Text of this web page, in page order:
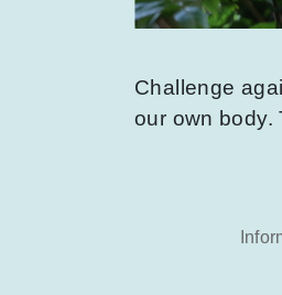
Challenge
our own body.